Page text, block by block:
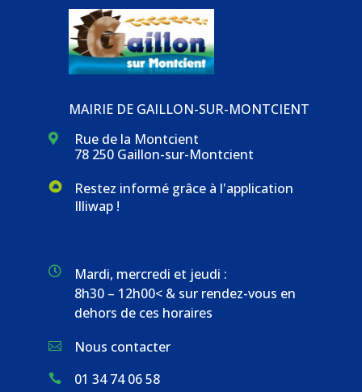
MAIRIE DE GAILLON-SUR-MONTCIENT

Rue de la Montcient
78 250 Gaillon-sur-Montcient
Restez informé grâce à l'application
Illiwap !

Mardi, mercredi et jeudi :
8h30 – 12h00< & sur rendez-vous en
dehors de ces horaires
 Nous contacter
 01 34 74 06 58